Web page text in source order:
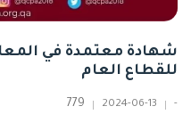
شهادة معتمدة في
للقطاع العام
-
2024-06-13
779